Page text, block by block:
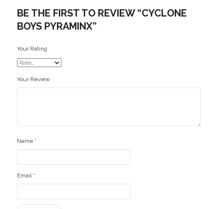
BE THE FIRST TO REVIEW “CYCLONE
BOYS PYRAMINX”
Your Rating
Your Review
Name *
Email *